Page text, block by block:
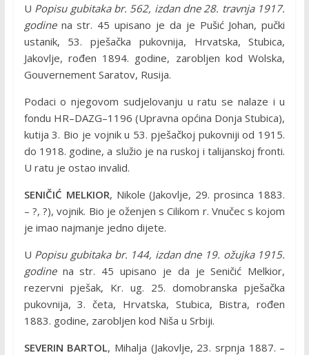
U Popisu gubitaka br. 562, izdan dne 28. travnja 1917.
godinena str. 45 upisano je da je Pušić Johan, pučki
ustanik, 53. pješačka pukovnija, Hrvatska, Stubica,
Jakovlje, rođen 1894. godine, zarobljen kod Wolska,
Gouvernement Saratov, Rusija.
Podaci o njegovom sudjelovanju u ratu se nalaze i u
fondu HR–DAZG–1196 (Upravna općina Donja Stubica),
kutija 3. Bio je vojnik u 53. pješačkoj pukovniji od 1915.
do 1918. godine, a služio je na ruskoj i talijanskoj fronti.
U ratu je ostao invalid.
SENIČIĆ MELKIOR, Nikole (Jakovlje, 29. prosinca 1883.
– ?, ?), vojnik. Bio je oženjen s Cilikom r. Vnučec s kojom
je imao najmanje jedno dijete.
U Popisu gubitaka br. 144, izdan dne 19. ožujka 1915.
godinena str. 45 upisano je da je Seničić Melkior,
rezervni pješak, Kr. ug. 25. domobranska pješačka
pukovnija, 3. četa, Hrvatska, Stubica, Bistra, rođen
1883. godine, zarobljen kod Niša u Srbiji.
SEVERIN BARTOL, Mihalja (Jakovlje, 23. srpnja 1887. –